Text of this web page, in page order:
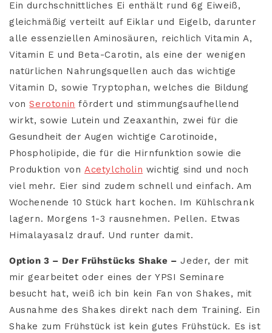
Ein durchschnittliches Ei enthält rund 6g Eiweiß,
gleichmäßig verteilt auf Eiklar und Eigelb, darunter
alle essenziellen Aminosäuren, reichlich Vitamin A,
Vitamin E und Beta-Carotin, als eine der wenigen
natürlichen Nahrungsquellen auch das wichtige
Vitamin D, sowie Tryptophan, welches die Bildung
vonSerotonin fördert und stimmungsaufhellend
wirkt, sowie Lutein und Zeaxanthin, zwei für die
Gesundheit der Augen wichtige Carotinoide,
Phospholipide, die für die Hirnfunktion sowie die
Produktion von Acetylcholin wichtig sind und noch
viel mehr. Eier sind zudem schnell und einfach. Am
Wochenende 10 Stück hart kochen. Im Kühlschrank
lagern. Morgens 1-3 rausnehmen. Pellen. Etwas
Himalayasalz drauf. Und runter damit.
Option 3 – Der Frühstücks Shake – Jeder, der mit
mir gearbeitet oder eines der YPSI Seminare
besucht hat, weiß ich bin kein Fan von Shakes, mit
Ausnahme des Shakes direkt nach dem Training. Ein
Shake zum Frühstück ist kein gutes Frühstück. Es ist